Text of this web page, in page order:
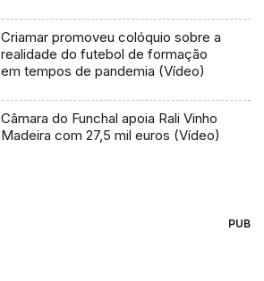
Criamar promoveu colóquio sobre a
realidade do futebol de formação
em tempos de pandemia (Vídeo)
Câmara do Funchal apoia Rali Vinho
Madeira com 27,5 mil euros (Vídeo)
PUB